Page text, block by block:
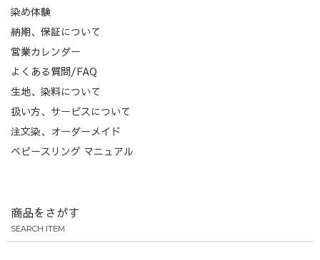
染め体験
納期、保証について
営業カレンダー
よくある質問/FAQ
生地、染料について
扱い方、サービスについて
注文染、オーダーメイド
ベビースリング マニュアル
商品をさがす
SEARCH ITEM